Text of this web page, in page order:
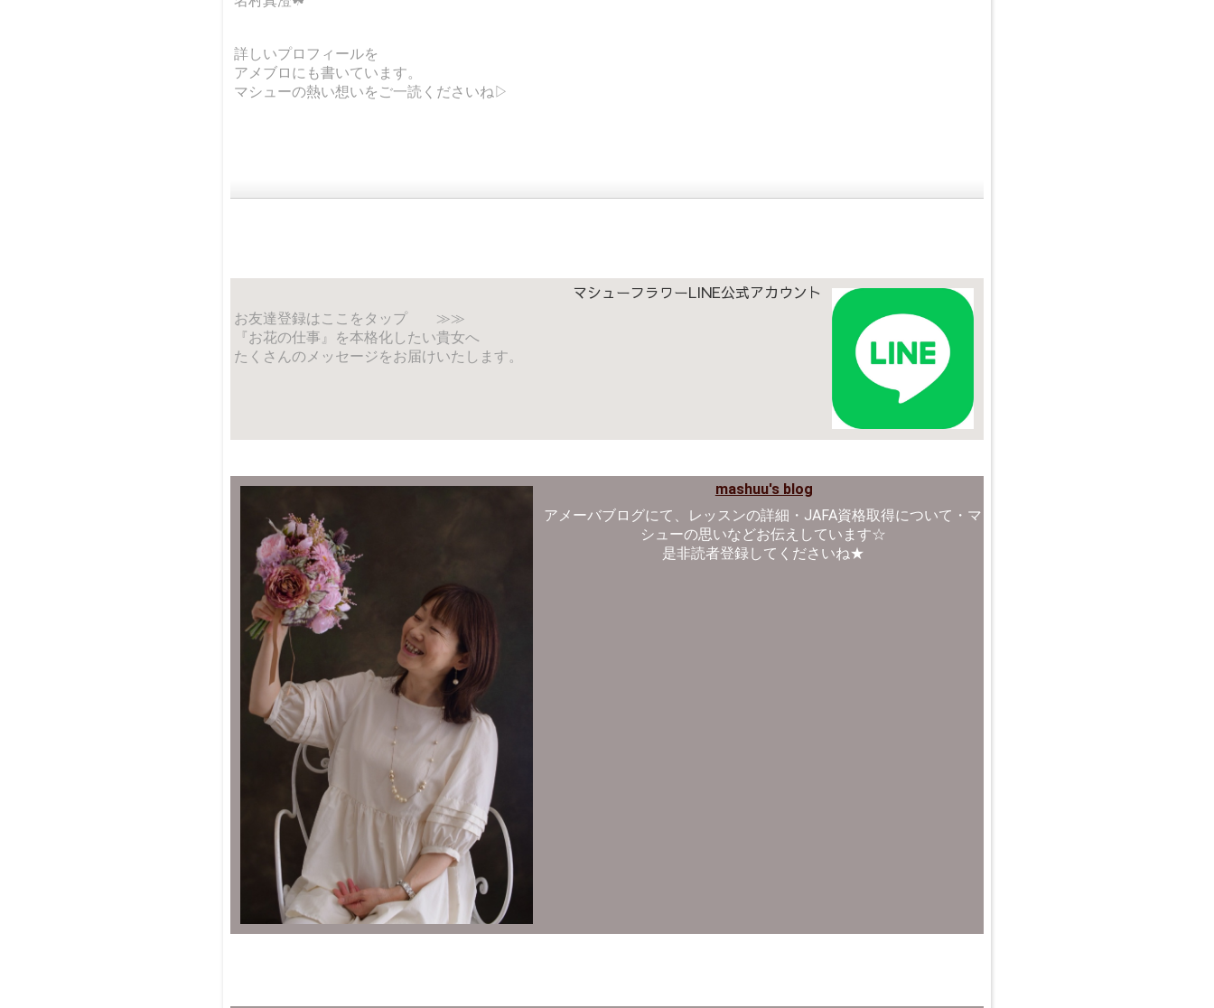
詳しいプロフィールを
アメブロにも書いています。
マシューの熱い想いをご一読くださいね▷
マシューフラワーLINE公式アカウント
お友達登録はここをタップ ≫≫
『お花の仕事』を本格化したい貴女へ
たくさんのメッセージをお届けいたします。
mashuu's blog
アメーバブログにて、レッスンの詳細・JAFA資格取得について・マ
シューの思いなどお伝えしています☆
是非読者登録してくださいね★